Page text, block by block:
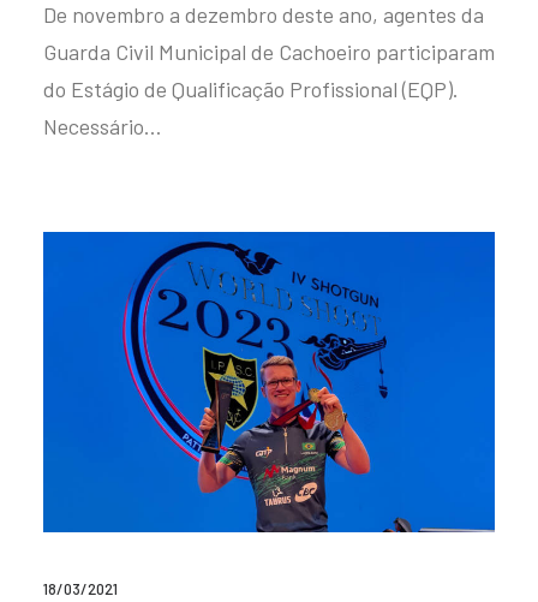
De novembro a dezembro deste ano, agentes da
Guarda Civil Municipal de Cachoeiro participaram
do Estágio de Qualificação Profissional (EQP).
Necessário…
18/03/2021